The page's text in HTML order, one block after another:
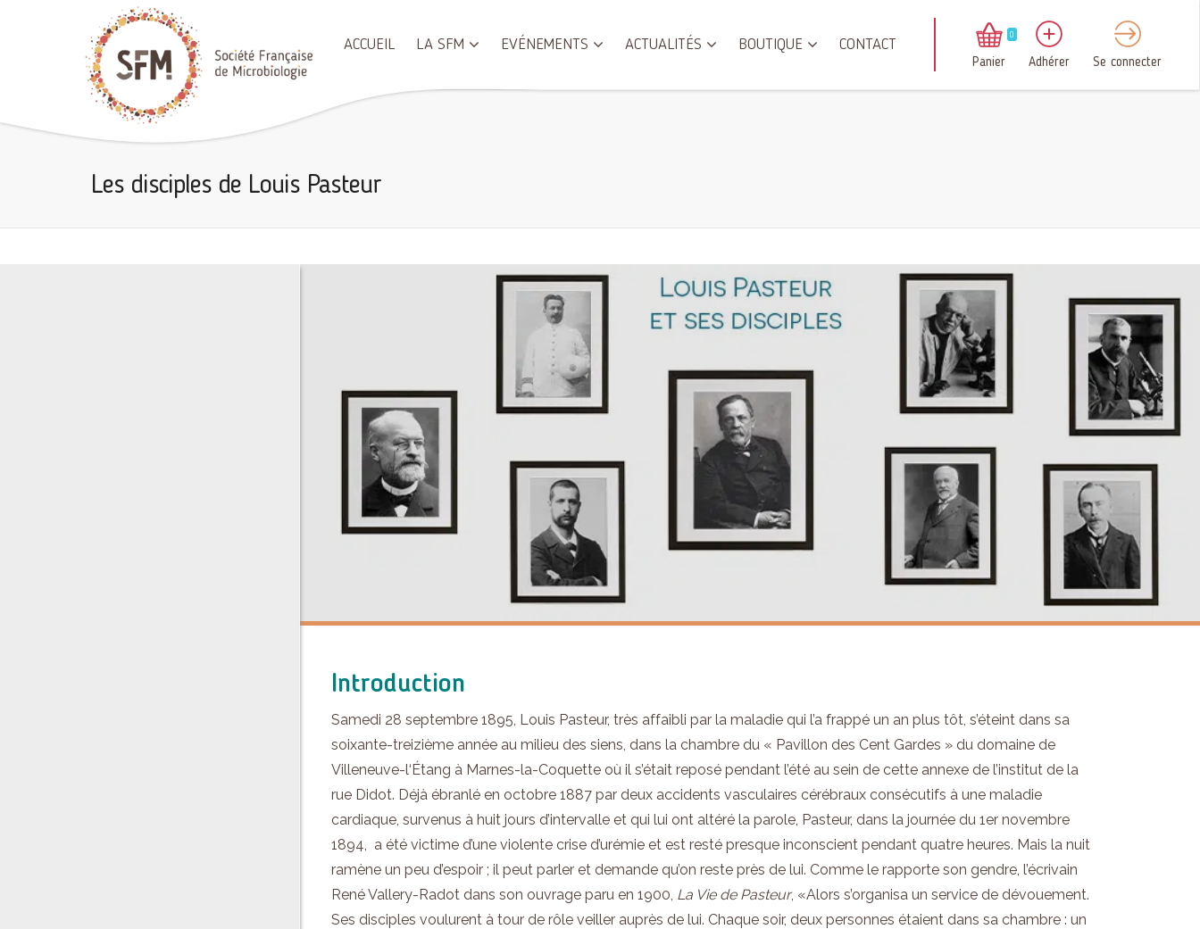
ACCUEIL LA SFM EVÉNEMENTS ACTUALITÉS BOUTIQUE CONTACT
0
Panier Adhérer Se connecter
Les disciples de Louis Pasteur
Introduction
Samedi 28 septembre 1895, Louis Pasteur, très affaibli par la maladie qui l’a frappé un an plus tôt, s’éteint dans sa
soixante-treizième année au milieu des siens, dans la chambre du « Pavillon des Cent Gardes » du domaine de
Villeneuve-l‘Étang à Marnes-la-Coquette où il s’était reposé pendant l’été au sein de cette annexe de l’institut de la
rue Didot. Déjà ébranlé en octobre 1887 par deux accidents vasculaires cérébraux consécutifs à une maladie
cardiaque, survenus à huit jours d’intervalle et qui lui ont altéré la parole, Pasteur, dans la journée du 1er novembre
1894, a été victime d’une violente crise d’urémie et est resté presque inconscient pendant quatre heures. Mais la nuit
ramène un peu d’espoir ; il peut parler et demande qu’on reste près de lui. Comme le rapporte son gendre, l’écrivain
René Vallery-Radot dans son ouvrage paru en 1900, La Vie de Pasteur, «Alors s’organisa un service de dévouement.
Ses disciples voulurent à tour de rôle veiller auprès de lui. Chaque soir, deux personnes étaient dans sa chambre : un